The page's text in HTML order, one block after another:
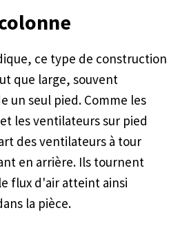
ce type de construction
que large, souvent
un seul pied. Comme les
les ventilateurs sur pied
des ventilateurs à tour
en arrière. Ils tournent
flux d'air atteint ainsi
la pièce.